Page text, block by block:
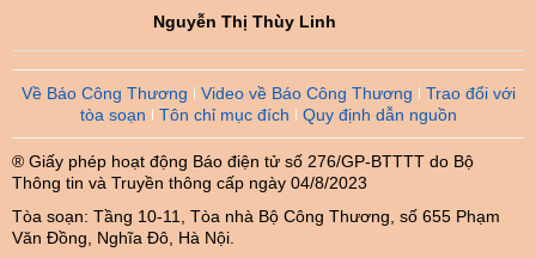
Nguyễn Thị Thùy Linh
Về Báo Công Thương Video về Báo Công Thương
Trao đổi với
tòa soạn
Tôn chỉ mục đích Quy định dẫn nguồn
® Giấy phép hoạt động Báo điện tử số 276/GP-BTTTT do Bộ
Thông tin và Truyền thông cấp ngày 04/8/2023
Tòa soạn: Tầng 10-11, Tòa nhà Bộ Công Thương, số 655 Phạm
Văn Đồng, Nghĩa Đô, Hà Nội.